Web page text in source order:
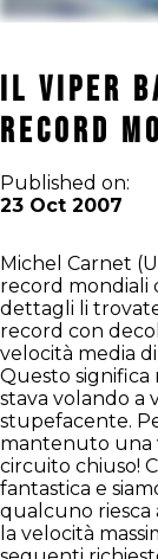
Il Viper
Record
Published on:
23 Oct 2007
Michel Carnet
record mondiali
dettagli li
record con
velocità media
Questo
stava volando a
stupefacente.
mantenuto una
circuito chiuso!
fantastica e
qualcuno riesca
la velocità